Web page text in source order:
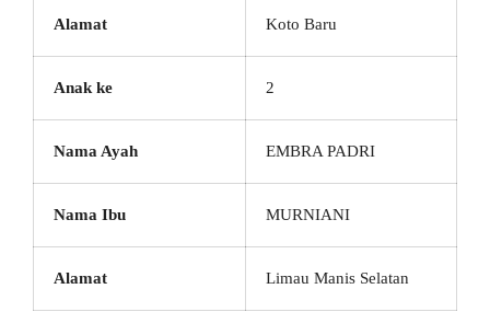
Alamat Koto Baru
Anak ke 2
Nama Ayah EMBRA PADRI
Nama Ibu MURNIANI
Alamat Limau Manis Selatan